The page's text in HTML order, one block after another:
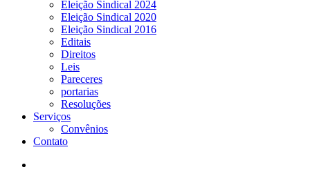
Eleição Sindical 2024
Eleição Sindical 2020
Eleição Sindical 2016
Editais
Direitos
Leis
Pareceres
portarias
Resoluções
Serviços
Convênios
Contato